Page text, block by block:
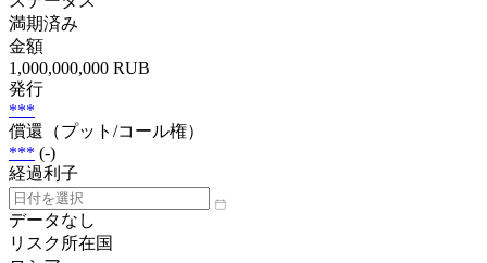
満期済み
金額
1,000,000,000 RUB
発行
***
償還（プット/コール権）
*** (-)
経過利子
データなし
リスク所在国